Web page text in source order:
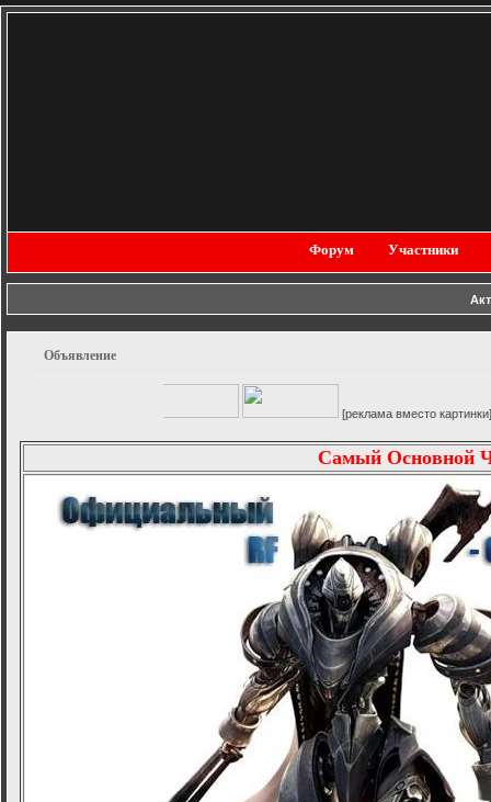
Форум Участники
Объявление
[реклама вместо картинки]
Самый Основной